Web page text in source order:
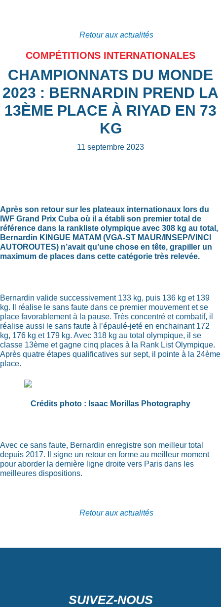
Retour aux actualités
COMPÉTITIONS INTERNATIONALES
CHAMPIONNATS DU MONDE
2023 : BERNARDIN PREND LA
13ÈME PLACE À RIYAD EN 73
KG
11 septembre 2023
Après son retour sur les plateaux internationaux lors du
IWF Grand Prix Cuba où il a établi son premier total de
référence dans la rankliste olympique avec 308 kg au total,
Bernardin KINGUE MATAM (VGA-ST MAUR/INSEP/VINCI
AUTOROUTES) n’avait qu’une chose en tête, grapiller un
maximum de places dans cette catégorie très relevée.
Bernardin valide successivement 133 kg, puis 136 kg et 139
kg. Il réalise le sans faute dans ce premier mouvement et se
place favorablement à la pause. Très concentré et combatif, il
réalise aussi le sans faute à l’épaulé-jeté en enchainant 172
kg, 176 kg et 179 kg. Avec 318 kg au total olympique, il se
classe 13ème et gagne cinq places à la Rank List Olympique.
Après quatre étapes qualificatives sur sept, il pointe à la 24ème
place.
Crédits photo : Isaac Morillas Photography
Avec ce sans faute, Bernardin enregistre son meilleur total
depuis 2017. Il signe un retour en forme au meilleur moment
pour aborder la dernière ligne droite vers Paris dans les
meilleures dispositions.
Retour aux actualités
SUIVEZ-NOUS